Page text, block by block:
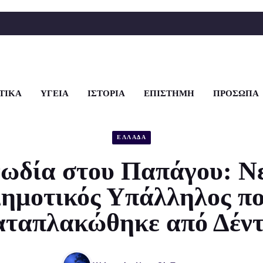
ΥΓΕΙΑ ΙΣΤΟΡΙΑ ΕΠΙΣΤΗΜΗ ΠΡΟΣΩΠΑ
ΕΛΛΑΔΑ
στου Παπάγου:
Υπάλληλος
από